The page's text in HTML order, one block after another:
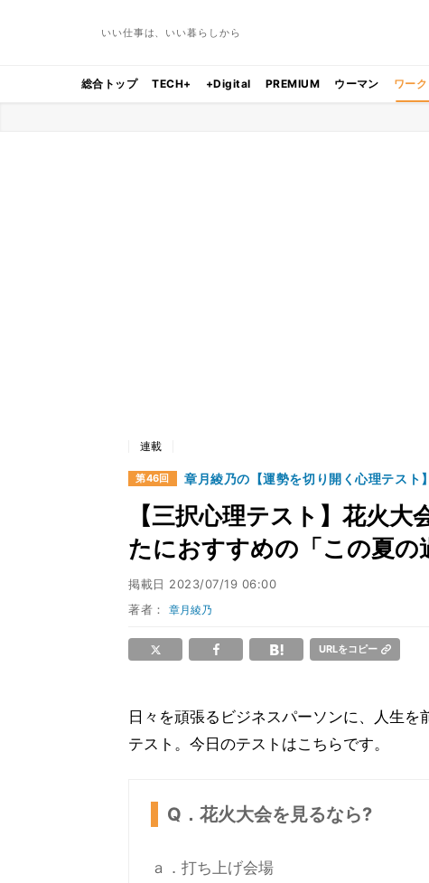
いい仕事は、いい暮らしから
総合トップ TECH+ +Digital PREMIUM ウーマン ワー
連載
第46回 章月綾乃の【運勢を切り開く心理テスト】
【三択心理テスト】花火
たにおすすめの「この夏の
掲載日 2023/07/19 06:00
著者：章月綾乃
URLをコピー
日々を頑張るビジネスパーソンに、人生
テスト。今日のテストはこちらです。
Q．花火大会を見るなら?
ａ．打ち上げ会場